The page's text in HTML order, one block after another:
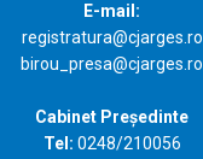
E-mail:
registratura@cjarges.ro
birou_presa@cjarges.ro
Cabinet Președinte
Tel: 0248/210056